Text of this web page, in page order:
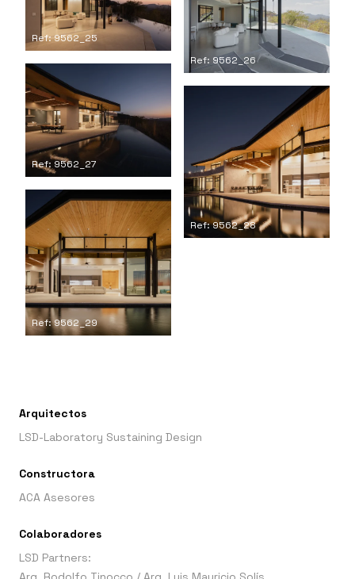
Ref: 9562_25
Ref: 9562_26
Ref: 9562_27
Ref: 9562_28
Ref: 9562_29
Arquitectos
LSD-Laboratory Sustaining Design
Constructora
ACA Asesores
Colaboradores
LSD Partners: